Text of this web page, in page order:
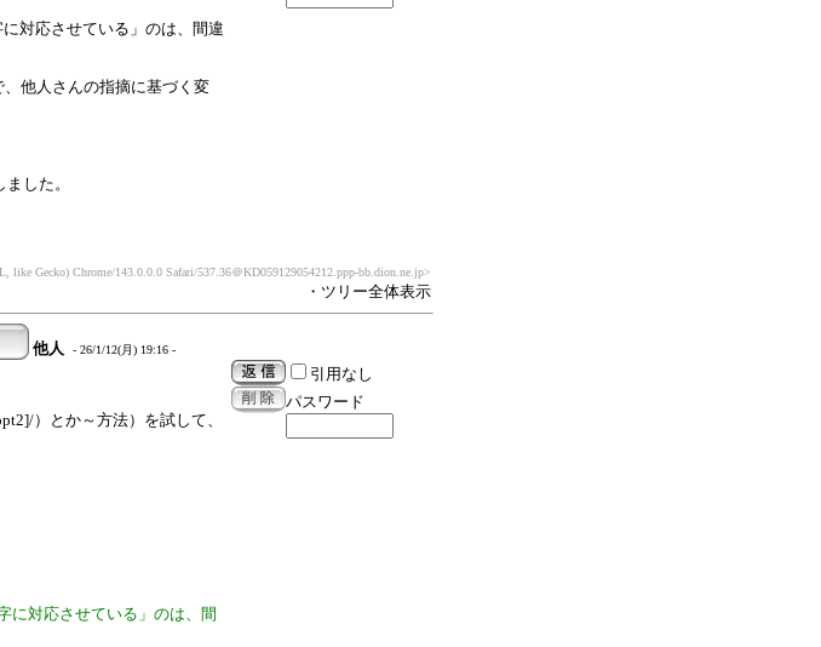
対応させている」のは、間違
他人さんの指摘に基づく変
した。
like Gecko) Chrome/143.0.0.0 Safari/537.36＠KD059129054212.ppp-bb.dion.ne.jp>
・ツリー全体表示
他人 - 26/1/12(月) 19:16 -
）とか～方法）を試して、
に対応させている」のは、間
引用なし
パスワード